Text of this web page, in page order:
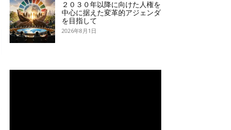
２０３０年以降に向けた人権を
中心に据えた変革的アジェンダ
を目指して
2026年8月1日